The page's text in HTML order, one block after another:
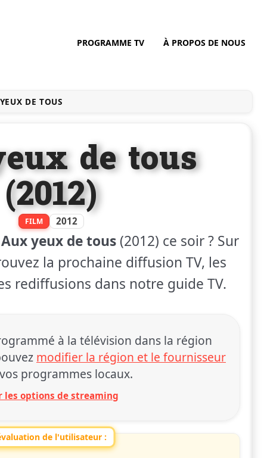
PROGRAMME TV À PROPOS DE NOUS
DE TOUS
de tous
(2012)
FILM 2012
Aux yeux de tous(2012) ce soir ? Sur
la prochaine diffusion TV, les
rediffusions dans notre guide TV.
à la télévision dans la région
modifier la région et le fournisseur
programmes locaux.
les options de streaming
de l'utilisateur :